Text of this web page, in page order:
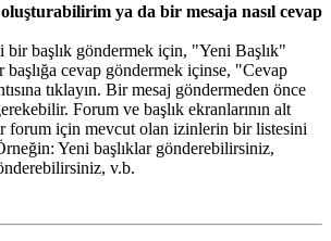
oluşturabilirim ya da bir mesaja nasıl cevap
başlık göndermek için, "Yeni Başlık"
başlığa cevap göndermek içinse, "Cevap
tıklayın. Bir mesaj göndermeden önce
Forum ve başlık ekranlarının alt
forum için mevcut olan izinlerin bir listesini
Yeni başlıklar gönderebilirsiniz,
v.b.